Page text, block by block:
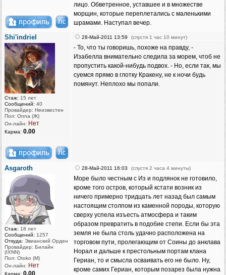
лицо. Обветренное, уставшее и в множестве
морщин, которые переплетались с маленькими
шрамами. Наступал вечер.
Shi'indriel
Стаж: 15 лет
Сообщений: 40
Провайдер: Неизвестен
Пол: Onna (Ж)
Он-лайн: Нет
Карма: 0.00
28-Май-2011 13:59 (спустя 1 час 10 минут)
- То, что ты говоришь, похоже на правду, -
Изабелла внимательно следила за морем, чтоб не
пропустить какой-нибудь подвох. - Но, если так, мы
суемся прямо в глотку Кракену, не к ночи будь
помянут. Неплохо мы попали.
Asgaroth
Стаж: 18 лет
Сообщений: 1257
Откуда: Эвианский Орден
Провайдер: Билайн
(IXNN)
Пол: Otoko (M)
Он-лайн: Нет
28-Май-2011 16:03 (спустя 2 часа 4 минуты)
Море было честным с Из и подлянок не готовило,
кроме того остров, который кстати возник из
ничего примерно тридцать лет назад был самым
настоящим столпом из каменной породы, которую
сверху успела изъесть атмосфера и таким
образом превратить в подобие степи. Если бы эта
земля не была столь удачно расположена на
торговом пути, пролегающим от Соины до анклава
Норал и дальше к престольным портам клана
Гериан, то и смысла осваивать его не было. Ну,
кроме самих Гериан, которым позарез была нужна